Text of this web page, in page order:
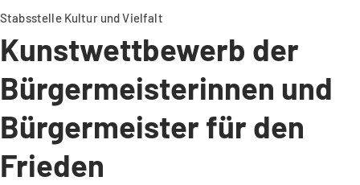
Stabsstelle Kultur und Vielfalt
Kunstwettbewerb der
Bürgermeisterinnen und
Bürgermeister für den
Frieden